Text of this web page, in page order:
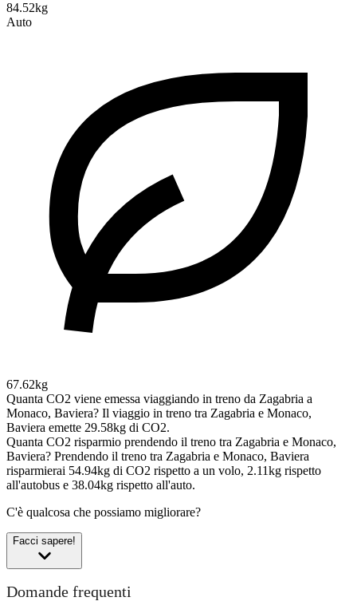
84.52kg
Auto
67.62kg
Quanta CO2 viene emessa viaggiando in treno da Zagabria a
Monaco, Baviera? Il viaggio in treno tra Zagabria e Monaco,
Baviera emette 29.58kg di CO2.
Quanta CO2 risparmio prendendo il treno tra Zagabria e Monaco,
Baviera? Prendendo il treno tra Zagabria e Monaco, Baviera
risparmierai 54.94kg di CO2 rispetto a un volo, 2.11kg rispetto
all'autobus e 38.04kg rispetto all'auto.
C'è qualcosa che possiamo migliorare?
Facci sapere!
Domande frequenti